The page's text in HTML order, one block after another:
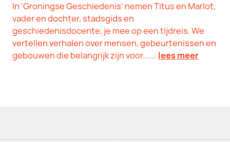
In 'Groningse Geschiedenis' nemen Titus en Marlot,
vader en dochter, stadsgids en
geschiedenisdocente, je mee op een tijdreis. We
vertellen verhalen over mensen, gebeurtenissen en
gebouwen die belangrijk zijn voor...... lees meer